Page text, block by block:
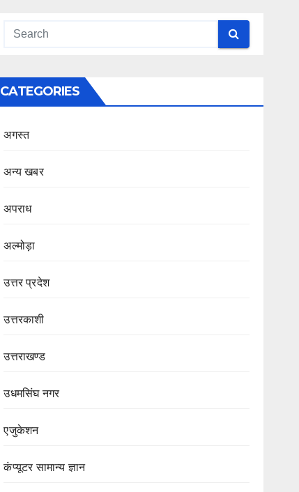
CATEGORIES
अगस्त
अन्य खबर
अपराध
अल्मोड़ा
उत्तर प्रदेश
उत्तरकाशी
उत्तराखण्ड
उधमसिंघ नगर
एजुकेशन
कंप्यूटर सामान्य ज्ञान